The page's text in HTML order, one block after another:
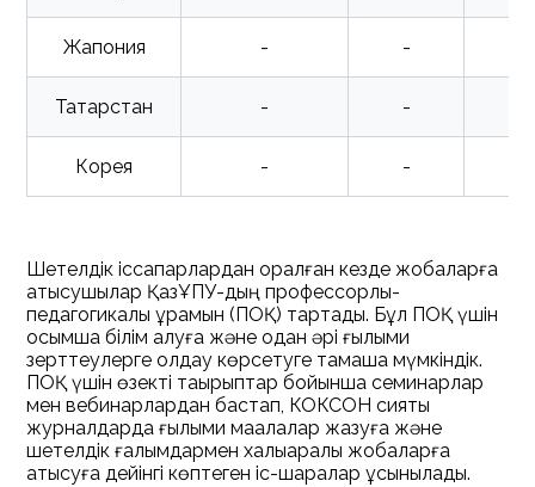
Жапония - -
Татарстан - -
Корея - -
Шетелдік іссапарлардан оралған кезде жобаларға
қатысушылар ҚазҰПУ-дың профессорлық-
педагогикалық құрамын (ПОҚ) тартады. Бұл ПОҚ үшін
қосымша білім алуға және одан әрі ғылыми
зерттеулерге қолдау көрсетуге тамаша мүмкіндік.
ПОҚ үшін өзекті тақырыптар бойынша семинарлар
мен вебинарлардан бастап, КОКСОН сияқты
журналдарда ғылыми мақалалар жазуға және
шетелдік ғалымдармен халықаралық жобаларға
қатысуға дейінгі көптеген іс-шаралар ұсынылады.